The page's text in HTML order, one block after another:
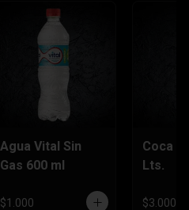
Agua Vital Sin
Gas 600 ml
$1.000
Coca
Lts.
$3.000